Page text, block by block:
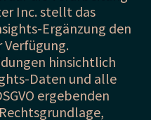
Inc. stellt das
Ergänzung den
hinsichtlich
Daten und alle
ergebenden